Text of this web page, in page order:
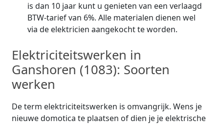
is dan 10 jaar kunt u genieten van een verlaagd
BTW-tarief van 6%. Alle materialen dienen wel
via de elektricien aangekocht te worden.
Elektriciteitswerken in
Ganshoren (1083): Soorten
werken
De term elektriciteitswerken is omvangrijk. Wens je
nieuwe domotica te plaatsen of dien je je elektrische